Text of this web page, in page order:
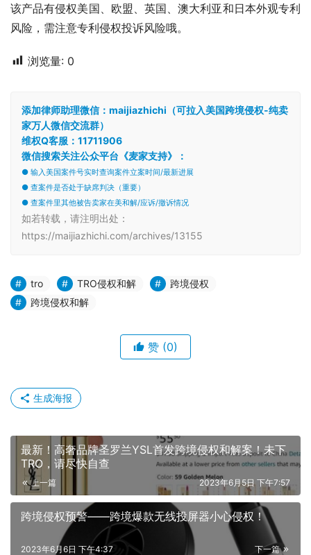
该产品有侵权美国、欧盟、英国、澳大利亚和日本外观专利
风险，需注意专利侵权投诉风险哦。
浏览量: 0
添加律师助理微信：maijiazhichi（可拉入美国跨境侵权-纯卖
家万人微信交流群）
维权Q客服：11711906
微信搜索关注公众平台《麦家支持》：
● 输入美国案件号实时查询案件立案时间/最新进展
● 查案件是否处于缺席判决（重要）
● 查案件里其他被告卖家在美和解/应诉/撤诉情况
如若转载，请注明出处：
https://maijiazhichi.com/archives/13155
tro TRO侵权和解
跨境侵权
跨境侵权和解
赞 (0)
生成海报
最新！高奢品牌圣罗兰YSL首发跨境侵权和解案！未下
TRO，请尽快自查
上一篇 2023年6月5日 下午7:57
跨境侵权预警——跨境爆款无线投屏器小心侵权！
下一篇
2023年6月6日 下午4:37